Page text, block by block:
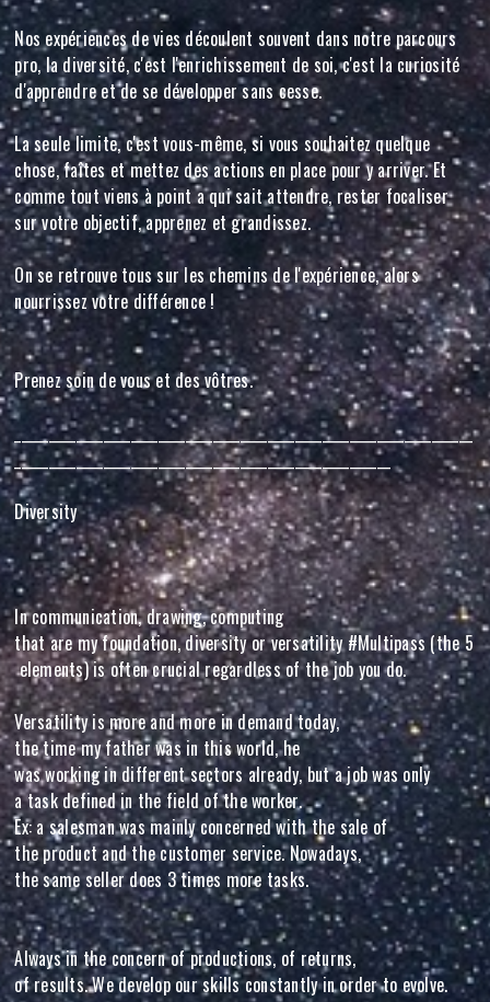
Nos expériences de vies découlent souvent dans notre parcours
pro, la diversité, c'est l'enrichissement de soi, c'est la curiosité
d'apprendre et de se développer sans cesse.
La seule limite, c'est vous-même, si vous souhaitez quelque
chose, faîtes et mettez des actions en place pour y arriver. Et
comme tout viens à point a qui sait attendre, rester focaliser
sur votre objectif, apprenez et grandissez.
On se retrouve tous sur les chemins de l'expérience, alors
nourrissez votre différence !
Prenez soin de vous et des vôtres.
___________________________________________________________________
_______________________________________________________
Diversity
In communication, drawing, computing
that are my foundation, diversity or versatility #Multipass (the 5
elements) is often crucial regardless of the job you do.
Versatility is more and more in demand today,
the time my father was in this world, he
was working in different sectors already, but a job was only
a task defined in the field of the worker.
Ex: a salesman was mainly concerned with the sale of
the product and the customer service. Nowadays,
the same seller does 3 times more tasks.
Always in the concern of productions, of returns,
of results. We develop our skills constantly in order to evolve.